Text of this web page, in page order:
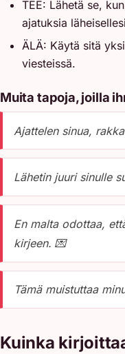
TEE: Lähetä se,
ajatuksia
ÄLÄ: Käytä sitä
viesteissä.
Muita tapoja, joilla
Ajattelen sinua,
Lähetin juuri sinulle
En malta odottaa,
kirjeen. 💌
Tämä muistuttaa
Kuinka